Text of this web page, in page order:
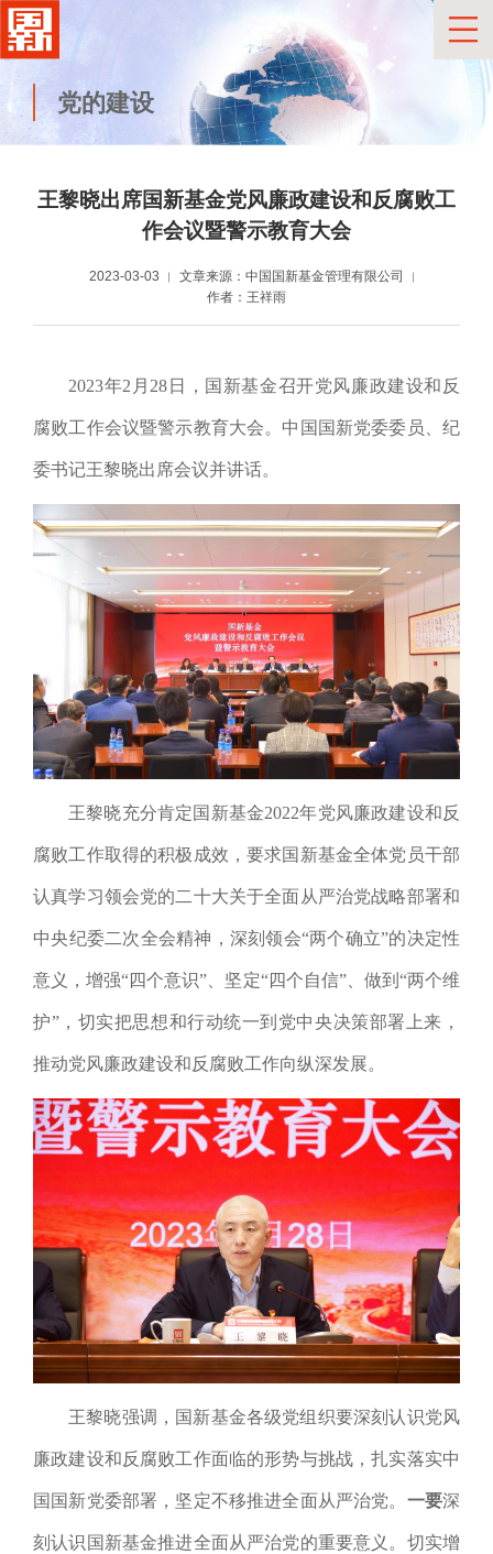
党的建设
王黎晓出席国新基金党风廉政建设和反腐败工
作会议暨警示教育大会
2023-03-03
文章来源：中国国新基金管理有限公司
作者：王祥雨
2023年2月28 日，国新基金召开党风廉政建设和反
腐败工作会议暨警示教育大会。中国国新党委委员、纪
委书记王黎晓出席会议并讲话。
王黎晓充分肯定国新基金2022年党风廉政建设和反
腐败工作取得的积极成效，要求国新基金全体党员干部
认真学习领会党的二十大关于全面从严治党战略部署和
中央纪委二次全会精神，深刻领会“两个确立”的决定性
意义，增强“四个意识” 坚定“四个自信”、 做到“两个维
护”，切实把思想和行动统一到党中央决策部署上来，
推动党风廉政建设和反腐败工作向纵深发展。
王黎晓强调，国新基金各级党组织要深刻认识党风
廉政建设和反腐败工作面临的形势与挑战，扎实落实中
国国新党委部署，坚定不移推进全面从严治党。 一要深
刻认识国新基金推进全面从严治党的重要意义。 切实增